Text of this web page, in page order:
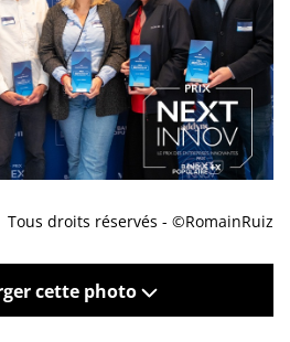
Tous droits réservés - ©RomainRuiz
cette photo